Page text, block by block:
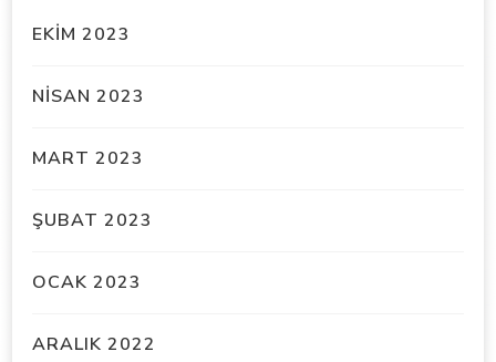
EKIM 2023
NISAN 2023
MART 2023
ŞUBAT 2023
OCAK 2023
ARALIK 2022